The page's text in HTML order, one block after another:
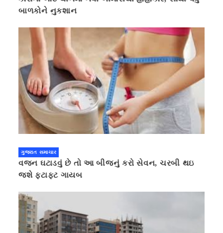
બાળકોને નુકશાન
ગુજરાત સમાચાર
વજન ઘટાડવું છે તો આ બીજનું કરો સેવન, ચરબી થઇ
જશે ફટાફટ ગાયબ